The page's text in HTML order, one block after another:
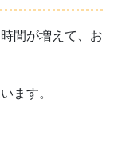
間が増えて、お
ます。